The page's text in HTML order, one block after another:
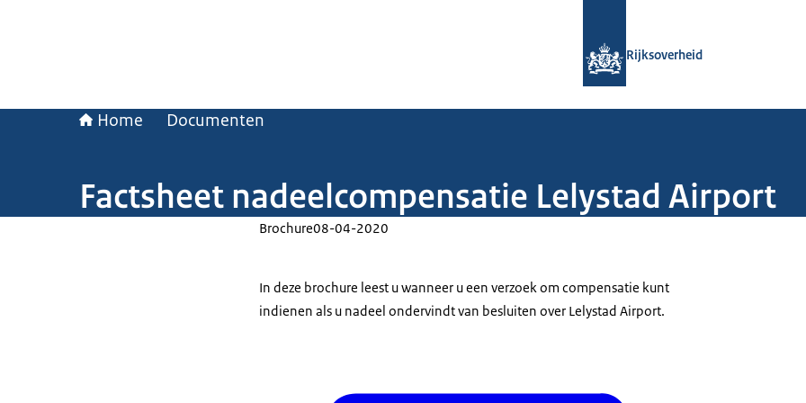
Rijksoverheid
Home Documenten
Factsheet nadeelcompensatie Lelystad Airport
Brochure08-04-2020
In deze brochure leest u wanneer u een verzoek om compensatie kunt
indienen als u nadeel ondervindt van besluiten over Lelystad Airport.